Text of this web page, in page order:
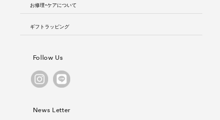
お修理・ケアについて
ギフトラッピング
Follow Us
News Letter